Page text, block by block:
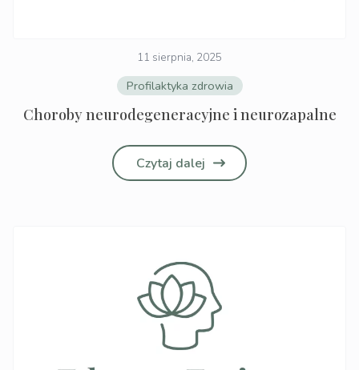
11 sierpnia, 2025
Profilaktyka zdrowia
Choroby neurodegeneracyjne i neurozapalne
Czytaj dalej